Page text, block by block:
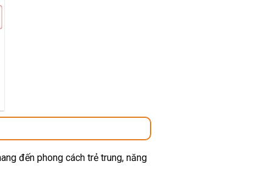
₫.
đến phong cách trẻ trung, năng